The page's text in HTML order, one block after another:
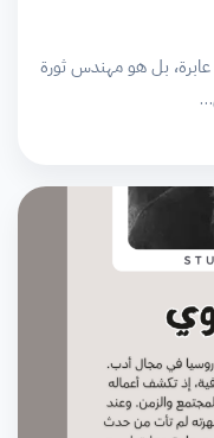
بل هو مهندس ثورة